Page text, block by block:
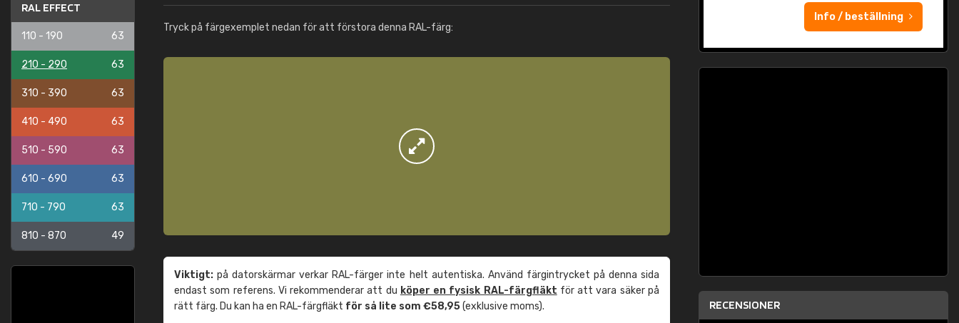
RAL EFFECT
110 - 190 63
210 - 290 63
310 - 390 63
410 - 490 63
510 - 590 63
610 - 690 63
710 - 790 63
810 - 870 49
Tryck på färgexemplet nedan för att förstora denna RAL-färg:
Viktigt: på datorskärmar verkar RAL-färger inte helt autentiska. Använd färgintrycket på denna sida
endast som referens. Vi rekommenderar att du köper en fysisk RAL-färgfläkt för att vara säker på
rätt färg. Du kan ha en RAL-färgfläkt för så lite som €58,95(exklusive moms).
Info / beställning
RECENSIONER